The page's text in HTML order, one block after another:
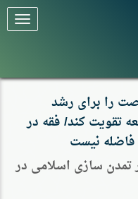
برای
تغییر
کنید
را برای رشد
تقویت کند/ فقه در
نیست
تمدن سازی اسلامی در